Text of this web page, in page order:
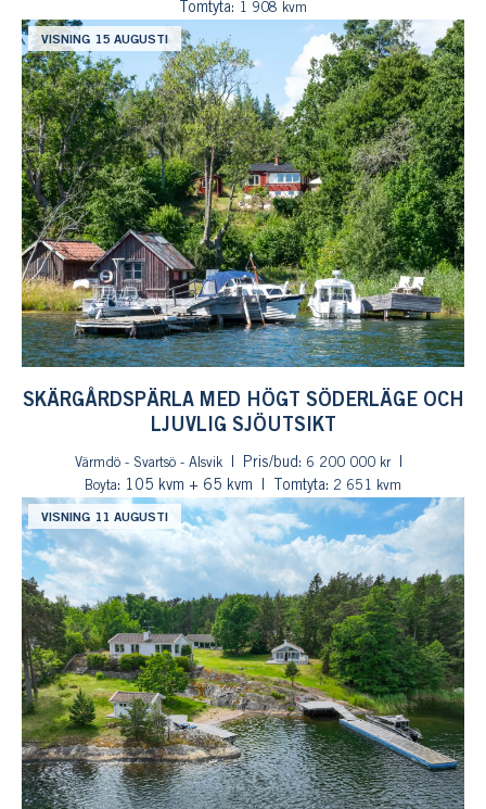
Tomtyta: 1 908 kvm
VISNING 15 AUGUSTI
SKÄRGÅRDSPÄRLA MED HÖGT SÖDERLÄGE OCH
LJUVLIG SJÖUTSIKT
Värmdö - Svartsö - Alsvik Pris/bud: 6 200 000 kr
Boyta: 105 kvm + 65 kvm Tomtyta: 2 651 kvm
VISNING 11 AUGUSTI